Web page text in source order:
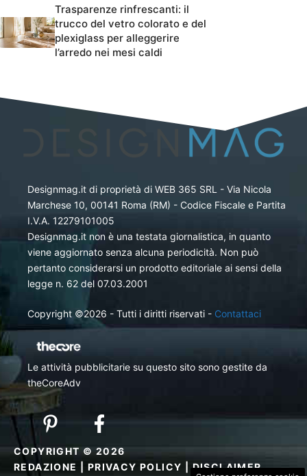
Trasparenze rinfrescanti: il
trucco del vetro colorato e del
plexiglass per alleggerire
l’arredo nei mesi caldi
Designmag.it di proprietà di WEB 365 SRL - Via Nicola
Marchese 10, 00141 Roma (RM) - Codice Fiscale e Partita
I.V.A. 12279101005
Designmag.it non è una testata giornalistica, in quanto
viene aggiornato senza alcuna periodicità. Non può
pertanto considerarsi un prodotto editoriale ai sensi della
legge n. 62 del 07.03.2001
Copyright ©2026 - Tutti i diritti riservati - Contattaci
Le attività pubblicitarie su questo sito sono gestite da
theCoreAdv
COPYRIGHT © 2026
REDAZIONE
PRIVACY POLICY |DISCLAIMER